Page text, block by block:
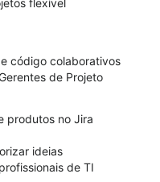
flexível
código colaborativos
de Projeto
produtos no Jira
ideias
de TI